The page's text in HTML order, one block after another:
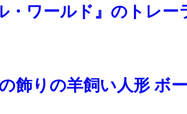
ワールド』のトレー
飾りの羊飼い人形 ボ